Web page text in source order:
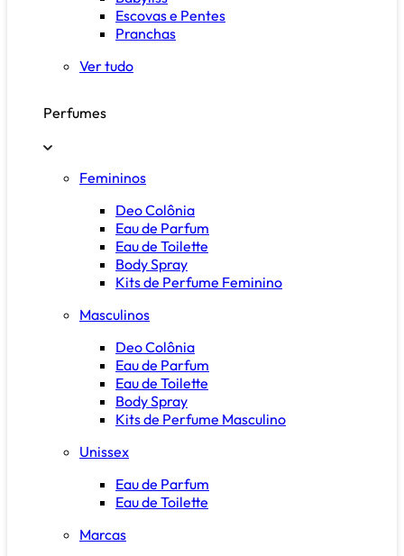
Escovas e Pentes
Pranchas
Ver tudo
Perfumes
Femininos
Deo Colônia
Eau de Parfum
Eau de Toilette
Body Spray
Kits de Perfume Feminino
Masculinos
Deo Colônia
Eau de Parfum
Eau de Toilette
Body Spray
Kits de Perfume Masculino
Unissex
Eau de Parfum
Eau de Toilette
Marcas